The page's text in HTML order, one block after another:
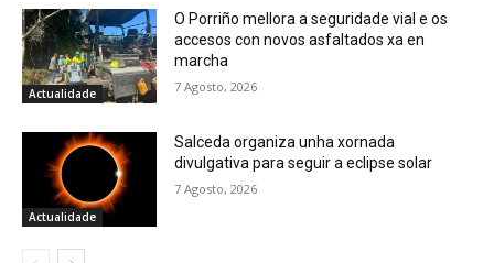
Actualidade
O Porriño mellora a seguridade vial e os
accesos con novos asfaltados xa en
marcha
7 Agosto, 2026
Actualidade
Salceda organiza unha xornada
divulgativa para seguir a eclipse solar
7 Agosto, 2026